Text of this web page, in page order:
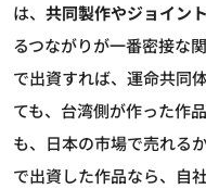
は、 共同製作やジョイン
るつながりが一番密接な
で出資すれば、運命共同
ても、台湾側が作った作
も、日本の市場で売れる
で出資した作品なら、自